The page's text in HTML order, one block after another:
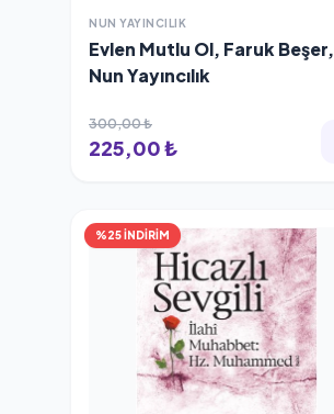
NUN YAYINCILIK
Evlen Mutlu Ol, Faruk Beşer,
Nun Yayıncılık
300,00 ₺
225,00 ₺
%25 İNDİRİM